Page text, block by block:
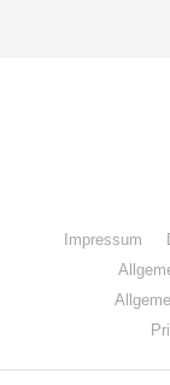
Impressum